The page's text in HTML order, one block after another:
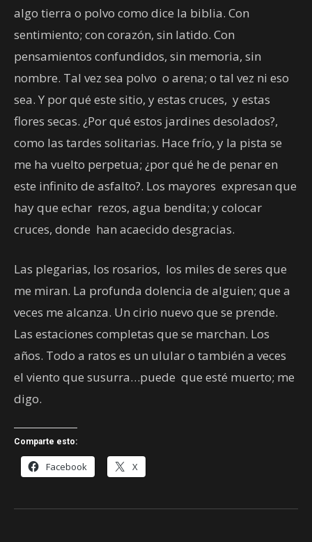
algo tierra o polvo como dice la biblia. Con
sentimiento; con corazón, sin latido. Con
pensamientos confundidos, sin memoria, sin
nombre. Tal vez sea polvo o arena; o tal vez ni eso
sea. Y por qué este sitio, y estas cruces, y estas
flores secas. ¿Por qué estos jardines desolados?,
como las tardes solitarias. Hace frío, y la pista se
me ha vuelto perpetua; ¿por qué he de penar en
este infinito de asfalto?. Los mayores expresan que
hay que echar rezos, agua bendita; y colocar
cruces, donde han acaecido desgracias.
Las plegarias, los rosarios, los miles de seres que
me miran. La profunda dolencia de alguien; que a
veces me alcanza. Un cirio nuevo que se prende.
Las estaciones completas que se marchan. Los
años. Todo a ratos es un ulular o también a veces
el viento que susurra…puede que esté muerto; me
digo.
Comparte esto:
Facebook X